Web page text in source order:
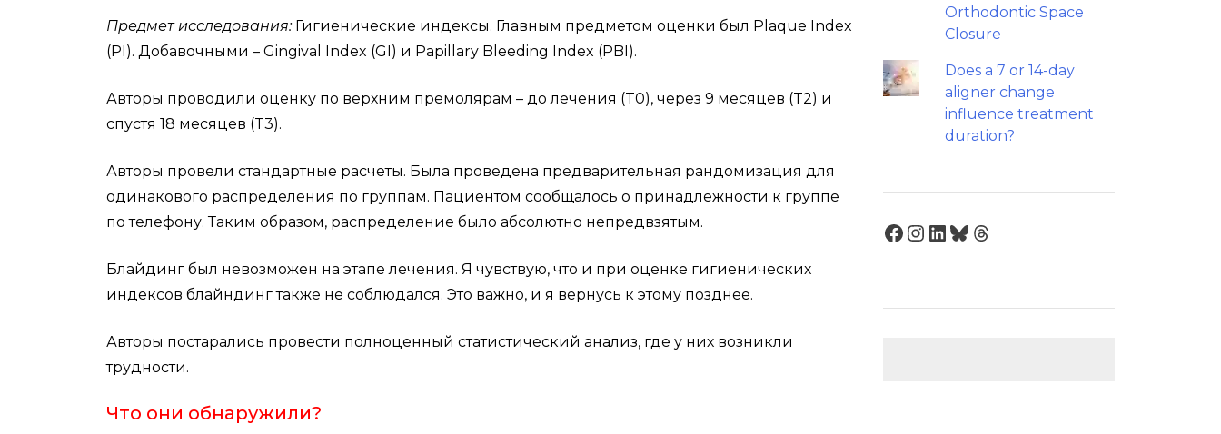
Предмет исследования:Гигиенические индексы. Главным предметом оценки был Plaque Index
(PI). Добавочными – Gingival Index (GI) и Papillary Bleeding Index (PBI).
Авторы проводили оценку по верхним премолярам – до лечения (T0), через 9 месяцев (T2) и
спустя 18 месяцев (T3).
Авторы провели стандартные расчеты. Была проведена предварительная рандомизация для
одинакового распределения по группам. Пациентом сообщалось о принадлежности к группе
по телефону. Таким образом, распределение было абсолютно непредвзятым.
Блайдинг был невозможен на этапе лечения. Я чувствую, что и при оценке гигиенических
индексов блайндинг также не соблюдался. Это важно, и я вернусь к этому позднее.
Авторы постарались провести полноценный статистический анализ, где у них возникли
трудности.
Что они обнаружили?
Orthodontic Space
Closure
Does a 7 or 14-day
aligner change
influence treatment
duration?
Facebook
Instagram
LinkedIn
Bluesky
Threads